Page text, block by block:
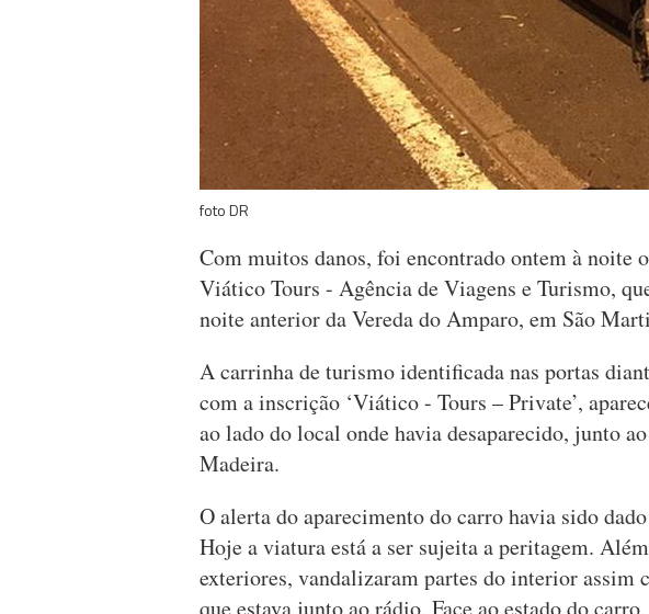
foto DR
Com muitos danos, foi encontrado ontem à noite
Viático Tours - Agência de Viagens e Turismo,
noite anterior da Vereda do Amparo, em São
A carrinha de turismo identificada nas portas
com a inscrição ‘Viático - Tours – Private’,
ao lado do local onde havia desaparecido, junto
Madeira.
O alerta do aparecimento do carro havia sido
Hoje a viatura está a ser sujeita a peritagem.
exteriores, vandalizaram partes do interior